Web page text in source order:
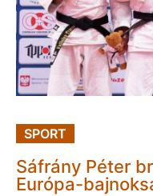
SPORT
Sáfrány Péter
Európa-